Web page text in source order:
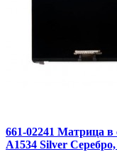
661-02241 Матрица в
A1534 Silver